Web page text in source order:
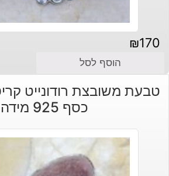
₪170
הוסף לסל
טבעת משובצת רודונייט
כסף 925 מידה: 9